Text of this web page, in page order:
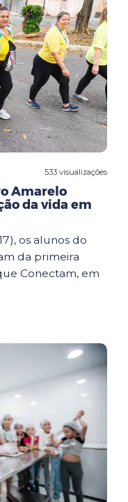
533 visualizações
Amarelo
da vida em
os alunos do
da primeira
Conectam, em